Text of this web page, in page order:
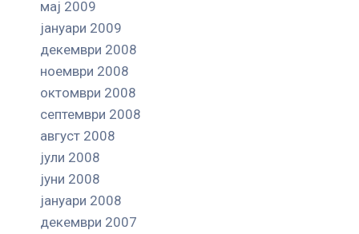
мај 2009
јануари 2009
декември 2008
ноември 2008
октомври 2008
септември 2008
август 2008
јули 2008
јуни 2008
јануари 2008
декември 2007